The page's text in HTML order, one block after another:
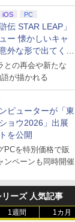
開
iOS PC
伝 STAR LEAP」
ー 懐かしいキャ
外な形で出てくる
全新作！
との再会や新たな
が描かれる
ピューターが「東
ョウ2026」出展
を公開
PCを特別価格で販
ンペーンも同時開催
ーズ 人気記事
1週間 1カ月